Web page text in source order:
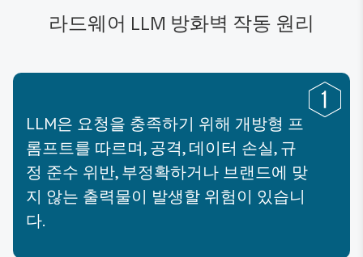
라드웨어 LLM 방화벽 작동 원리
LLM은 요청을 충족하기 위해 개방형 프
롬프트를 따르며, 공격, 데이터 손실, 규
정 준수 위반, 부정확하거나 브랜드에 맞
지 않는 출력물이 발생할 위험이 있습니
다.